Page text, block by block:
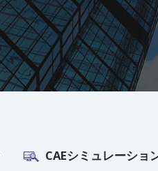
CAEシミュレーショ